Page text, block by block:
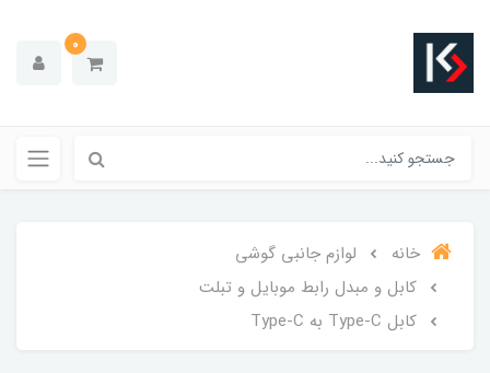
0
خانه
لوازم جانبی گوشی
کابل و مبدل رابط موبایل و تبلت
کابل Type-C به Type-C